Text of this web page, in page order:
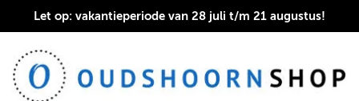
Let op: vakantieperiode van 28 juli t/m 21 augustus!